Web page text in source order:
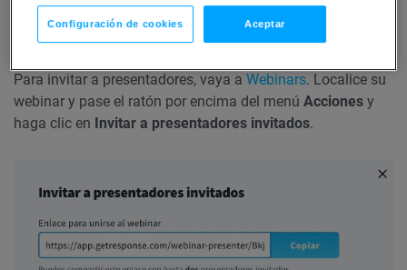
Cómo puedo invitar a un presentador
Para invitar a presentadores, vaya a Webinars. Localice su
webinar y pase el ratón por encima del menú Acciones y
haga clic en Invitar a presentadores invitados.
Configuración de cookies Aceptar